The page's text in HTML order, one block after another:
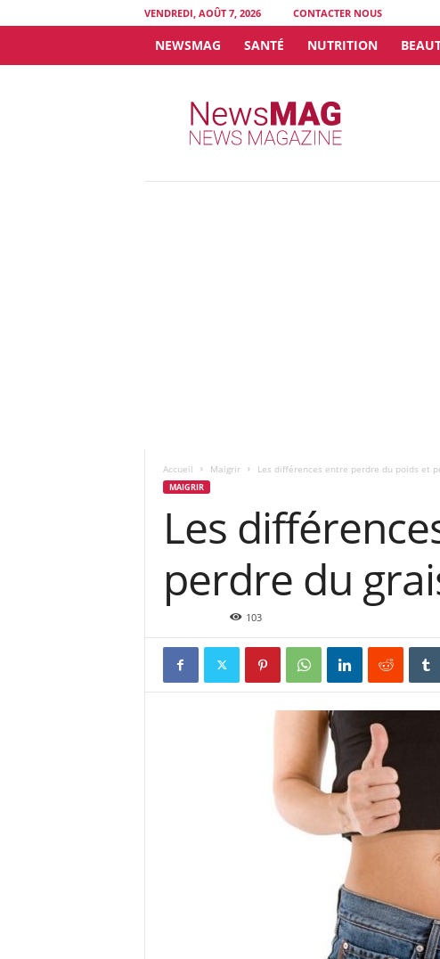
VENDREDI, AOÛT 7, 2026 CONTACTER NOUS
NEWSMAG SANTÉ NUTRITION
Accueil Maigrir Les différences entre perdre du poids et
MAIGRIR
Les
perdre du
103